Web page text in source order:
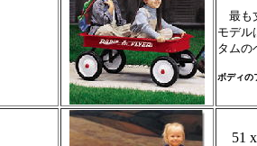
最も
モデル
タムの
ボディの
51 x